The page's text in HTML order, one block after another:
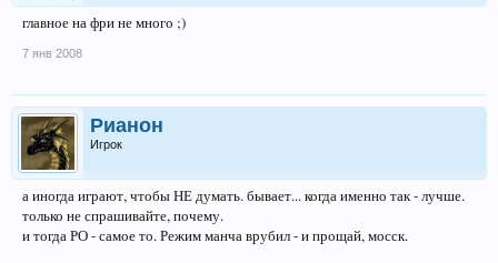
главное на фри не много ;)
7 янв 2008
Рианон
Игрок
а иногда играют, чтобы НЕ думать. бывает... когда именно так - лучше.
только не спрашивайте, почему.
и тогда РО - самое то. Режим манча врубил - и прощай, мосск.